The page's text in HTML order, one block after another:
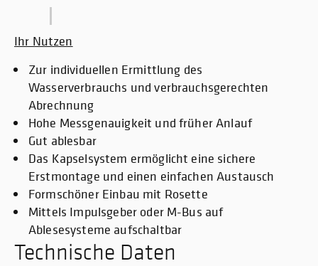
Ihr Nutzen
Zur individuellen Ermittlung des
Wasserverbrauchs und verbrauchsgerechten
Abrechnung
Hohe Messgenauigkeit und früher Anlauf
Gut ablesbar
Das Kapselsystem ermöglicht eine sichere
Erstmontage und einen einfachen Austausch
Formschöner Einbau mit Rosette
Mittels Impulsgeber oder M-Bus auf
Ablesesysteme aufschaltbar
Technische Daten